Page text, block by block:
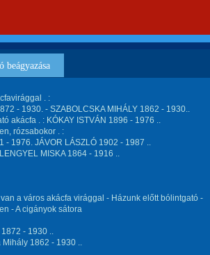
beágyazása
. :
- 1930. - SZABOLCSKA MIHÁLY 1862 - 1930..
akácfa . : KÓKAY ISTVÁN 1896 - 1976 ..
rózsabokor . :
- 1976. JÁVOR LÁSZLÓ 1902 - 1987 ..
MISKA 1864 - 1916 ..
a város akácfa virággal - Házunk előtt bólintgató -
- A cigányok sátora
- 1930 ..
1862 - 1930 ..